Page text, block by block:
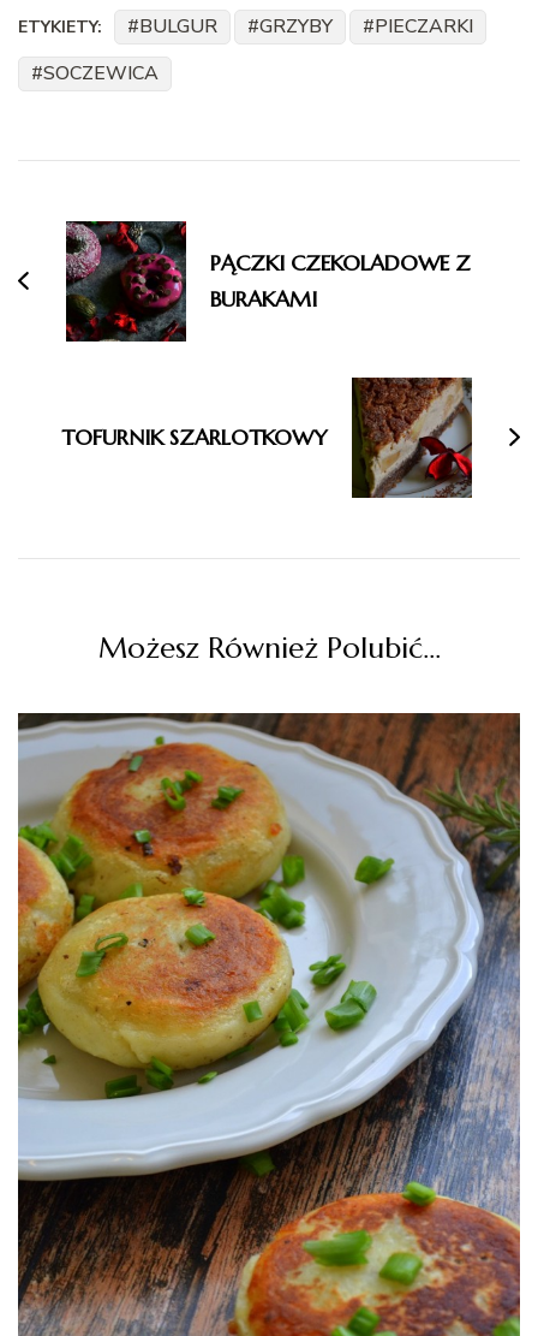
ETYKIETY: BULGUR GRZYBY
PIECZARKI
SOCZEWICA
wpisu
PĄCZKI CZEKOLADOWE Z
BURAKAMI
TOFURNIK SZARLOTKOWY
Możesz Również Polubić…